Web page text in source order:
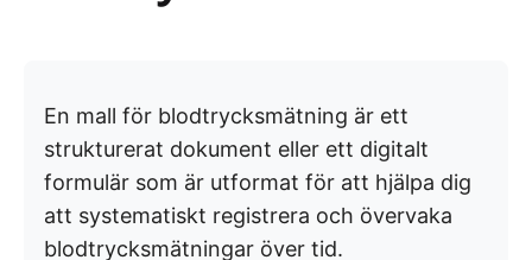
En mall för blodtrycksmätning är ett
strukturerat dokument eller ett digitalt
formulär som är utformat för att hjälpa dig
att systematiskt registrera och övervaka
blodtrycksmätningar över tid.